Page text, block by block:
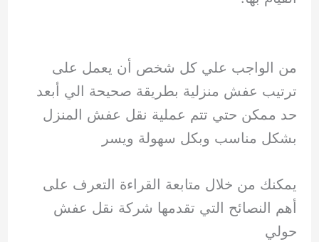
من الواجب علي كل شخص أن يعمل على
ترتيب عفش منزلية بطريقة صحيحة الي أبعد
حد ممكن حتي تتم عملية نقل عفش المنزل
بشكل مناسب وبكل سهولة ويسر
يمكنك من خلال متابعة القراءة التعرف على
أهم النصائح التي تقدمها شركة نقل عفش
حولي